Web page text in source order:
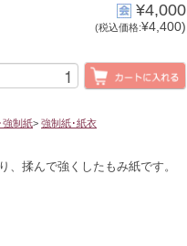
¥4,000
(税込価格:¥4,400)
強制紙> 強制紙･紙衣
、揉んで強くしたもみ紙です。